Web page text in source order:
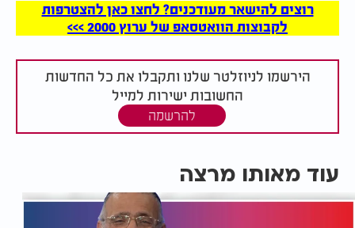
רוצים להישאר מעודכנים? לחצו כאן להצטרפות
לקבוצות הוואטסאפ של ערוץ 2000 >>>
הירשמו לניוזלטר שלנו ותקבלו את כל החדשות
החשובות ישירות למייל
להרשמה
עוד מאותו מרצה